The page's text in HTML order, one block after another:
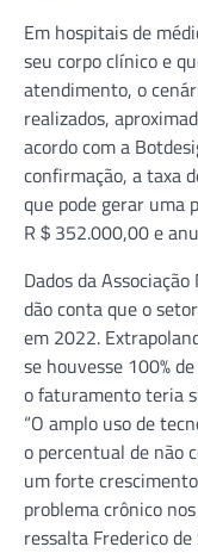
Em hospitais de
seu corpo clínico e
atendimento, o
realizados,
acordo com a
confirmação, a taxa
que pode gerar uma
R＄352.000,00 e
Dados da
dão conta que o
em 2022.
se houvesse 100%
o faturamento teria
“O amplo uso de
o percentual de não
um forte
problema crônico
ressalta Frederico de